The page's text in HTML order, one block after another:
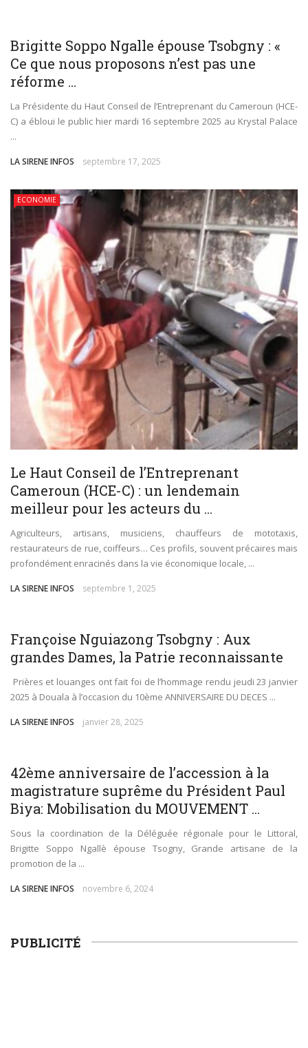
Immersion au cœur de la transition écologique : La
FOCACO salue la transparence d’ECOGREEN et exige
le maintien strict du Cap 30% R-PET au 1er décembre
rencontre féminine exceptionnelle !
Brigitte Soppo Ngalle épouse Tsobgny : «
Ce que nous proposons n’est pas une
réforme ...
La Présidente du Haut Conseil de l’Entreprenant du Cameroun (HCE-
C) a ébloui le public hier mardi 16 septembre 2025 au Krystal Palace
...
LA SIRENE INFOS septembre 17, 2025
ECONOMIE
Le Haut Conseil de l’Entreprenant
Cameroun (HCE-C) : un lendemain
meilleur pour les acteurs du ...
Agriculteurs, artisans, musiciens, chauffeurs de mototaxis,
restaurateurs de rue, coiffeurs… Ces profils, souvent précaires mais
profondément enracinés dans la vie économique locale, ...
LA SIRENE INFOS septembre 1, 2025
Françoise Nguiazong Tsobgny : Aux
grandes Dames, la Patrie reconnaissante
Prières et louanges ont fait foi de l’hommage rendu jeudi 23 janvier
2025 à Douala à l’occasion du 10ème ANNIVERSAIRE DU DECES ...
LA SIRENE INFOS janvier 28, 2025
42ème anniversaire de l’accession à la
magistrature suprême du Président Paul
Biya: Mobilisation du MOUVEMENT ...
Sous la coordination de la Déléguée régionale pour le Littoral,
Brigitte Soppo Ngallè épouse Tsogny, Grande artisane de la
promotion de la ...
LA SIRENE INFOS novembre 6, 2024
PUBLICITÉ